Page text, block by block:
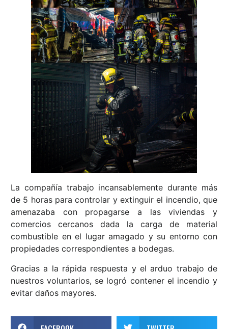
La compañía trabajo incansablemente durante más
de 5 horas para controlar y extinguir el incendio, que
amenazaba con propagarse a las viviendas y
comercios cercanos dada la carga de material
combustible en el lugar amagado y su entorno con
propiedades correspondientes a bodegas.
Gracias a la rápida respuesta y el arduo trabajo de
nuestros voluntarios, se logró contener el incendio y
evitar daños mayores.